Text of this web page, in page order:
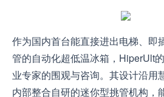
作为国内首台能直接进出电梯、即
管的自动化超低温冰箱，HiperUlt
业专家的围观与咨询。其设计沿用
内部整合自研的迷你型挑管机构，